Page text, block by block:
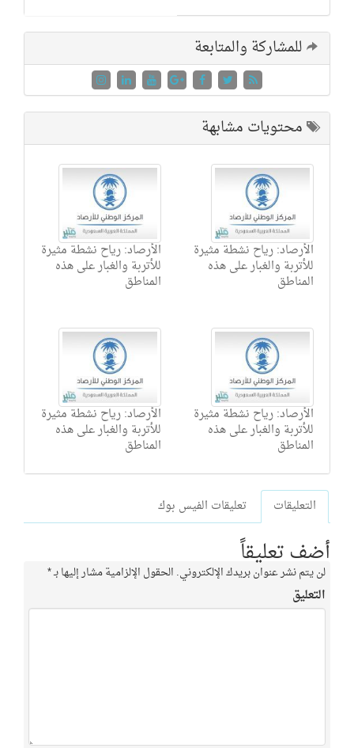
للمشاركة والمتابعة
محتويات مشابهة
الأرصاد: رياح نشطة مثيرة
للأتربة والغبار على هذه
المناطق
الأرصاد: رياح نشطة مثيرة
للأتربة والغبار على هذه
المناطق
الأرصاد: رياح نشطة مثيرة
للأتربة والغبار على هذه
المناطق
الأرصاد: رياح نشطة مثيرة
للأتربة والغبار على هذه
المناطق
التعليقات تعليقات الفيس بوك
أضف تعليقاً
لن يتم نشر عنوان بريدك الإلكتروني. الحقول الإلزامية مشار إليها بـ*
التعليق